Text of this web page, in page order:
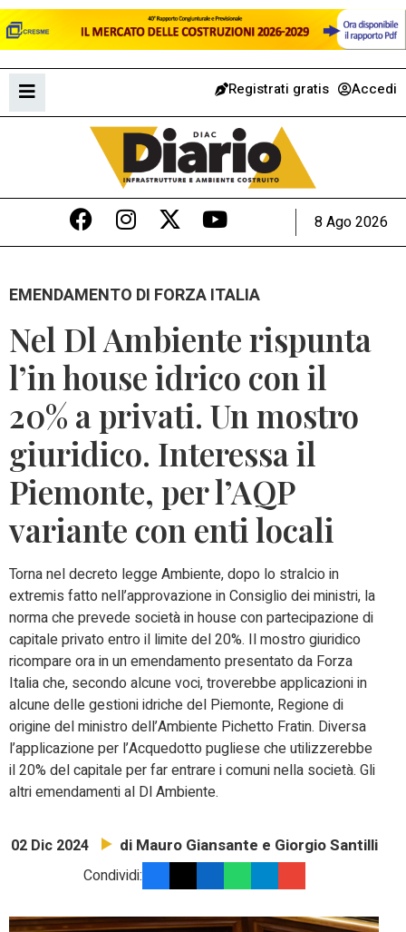
Registrati gratis Accedi
8 Ago 2026
EMENDAMENTO DI FORZA ITALIA
Nel Dl Ambiente rispunta
l’in house idrico con il
20% a privati. Un mostro
giuridico. Interessa il
Piemonte, per l’AQP
variante con enti locali
Torna nel decreto legge Ambiente, dopo lo stralcio in
extremis fatto nell’approvazione in Consiglio dei ministri, la
norma che prevede società in house con partecipazione di
capitale privato entro il limite del 20%. Il mostro giuridico
ricompare ora in un emendamento presentato da Forza
Italia che, secondo alcune voci, troverebbe applicazioni in
alcune delle gestioni idriche del Piemonte, Regione di
origine del ministro dell’Ambiente Pichetto Fratin. Diversa
l’applicazione per l’Acquedotto pugliese che utilizzerebbe
il 20% del capitale per far entrare i comuni nella società. Gli
altri emendamenti al Dl Ambiente.
02 Dic 2024 di Mauro Giansante e Giorgio Santilli
Condividi: